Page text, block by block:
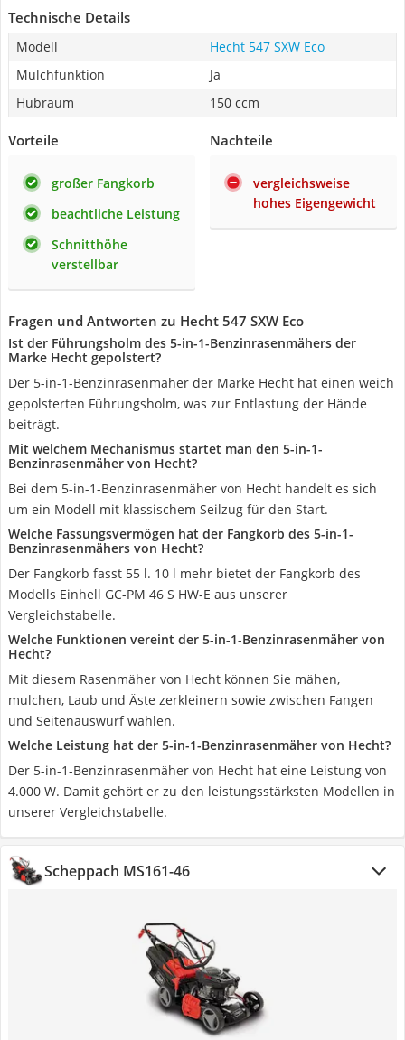
Technische Details
Modell
Hecht 547 SXW Eco
Mulchfunktion
Ja
Hubraum
150 ccm
Vorteile
großer Fangkorb
beachtliche Leistung
Schnitthöhe
verstellbar
Nachteile
vergleichsweise
hohes Eigengewicht
Fragen und Antworten zu Hecht 547 SXW Eco
Ist der Führungsholm des 5-in-1-Benzinrasenmähers der
Marke Hecht gepolstert?
Der 5-in-1-Benzinrasenmäher der Marke Hecht hat einen weich
gepolsterten Führungsholm, was zur Entlastung der Hände
beiträgt.
Mit welchem Mechanismus startet man den 5-in-1-
Benzinrasenmäher von Hecht?
Bei dem 5-in-1-Benzinrasenmäher von Hecht handelt es sich
um ein Modell mit klassischem Seilzug für den Start.
Welche Fassungsvermögen hat der Fangkorb des 5-in-1-
Benzinrasenmähers von Hecht?
Der Fangkorb fasst 55 l. 10 l mehr bietet der Fangkorb des
Modells Einhell GC-PM 46 S HW-E aus unserer
Vergleichstabelle.
Welche Funktionen vereint der 5-in-1-Benzinrasenmäher von
Hecht?
Mit diesem Rasenmäher von Hecht können Sie mähen,
mulchen, Laub und Äste zerkleinern sowie zwischen Fangen
und Seitenauswurf wählen.
Welche Leistung hat der 5-in-1-Benzinrasenmäher von Hecht?
Der 5-in-1-Benzinrasenmäher von Hecht hat eine Leistung von
4.000 W. Damit gehört er zu den leistungsstärksten Modellen in
unserer Vergleichstabelle.
Scheppach MS161-46